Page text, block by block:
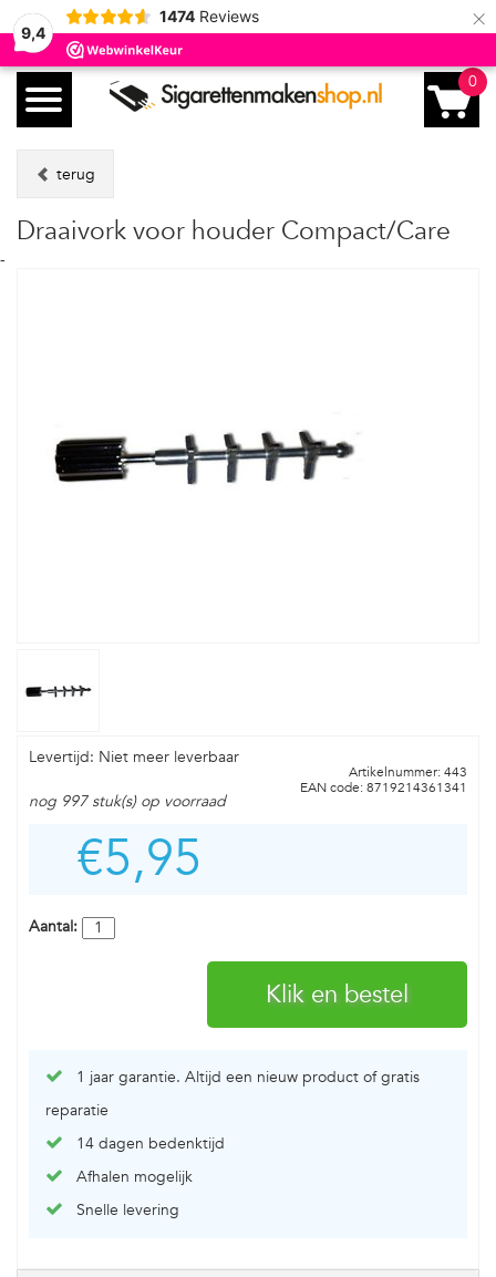
9,4
1474 Reviews ×
0
terug
Draaivork voor houder Compact/Care
-
Levertijd: Niet meer leverbaar
Artikelnummer: 443
EAN code: 8719214361341
nog 997 stuk(s) op voorraad
€5,95
Aantal:
1 jaar garantie. Altijd een nieuw product of gratis
reparatie
14 dagen bedenktijd
Afhalen mogelijk
Snelle levering